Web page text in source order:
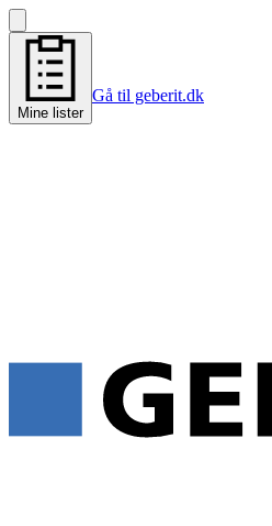
Mine lister
Gå til geberit.dk